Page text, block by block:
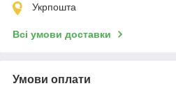
Укрпошта
Всі умови доставки
Умови оплати